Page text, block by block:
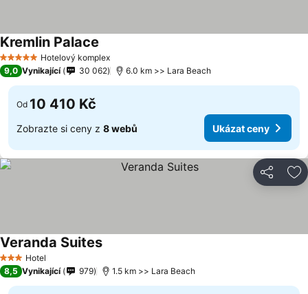
5 Počet hvězdičekHotelový komplex
Kremlin Palace
9,0 Vynikající 30 062 6.0 km >> Lara Beach
Od 10 410 Kč
Zobrazte si ceny z 8 webů Ukázat ceny
Sdílet
3 Počet hvězdiček
Hotel
Veranda SuitesUkázat ceny
8,5 Vynikající 979 1.5 km >> Lara Beach